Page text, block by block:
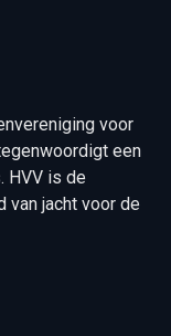
voor
een
HVV is de
van jacht voor de